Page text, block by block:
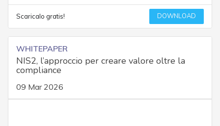
Scaricalo gratis! DOWNLOAD
WHITEPAPER
NIS2, l’approccio per creare valore oltre la
compliance
09 Mar 2026